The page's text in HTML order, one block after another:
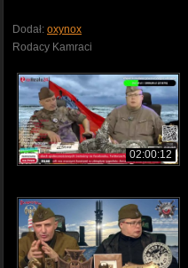
Dodał: oxynox
Rodacy Kamraci
02:00:12